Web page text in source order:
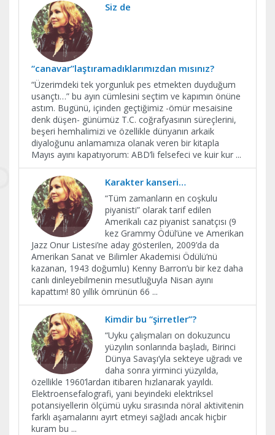
Siz de
“canavar”laştıramadıklarımızdan mısınız?
“Üzerimdeki tek yorgunluk pes etmekten duyduğum
usançtı…” bu ayın cümlesini seçtim ve kapımın önüne
astım. Bugünü, içinden geçtiğimiz -ömür mesaisine
denk düşen- günümüz T.C. coğrafyasının süreçlerini,
beşeri hemhalimizi ve özellikle dünyanın arkaik
diyaloğunu anlamamıza olanak veren bir kitapla
Mayıs ayını kapatıyorum: ABD’li felsefeci ve kuir kur ...
Karakter kanseri…
“Tüm zamanların en coşkulu
piyanisti” olarak tarif edilen
Amerikalı caz piyanist sanatçısı (9
kez Grammy Ödül’üne ve Amerikan
Jazz Onur Listesi’ne aday gösterilen, 2009’da da
Amerikan Sanat ve Bilimler Akademisi Ödülü’nü
kazanan, 1943 doğumlu) Kenny Barron’u bir kez daha
canlı dinleyebilmenin mesutluğuyla Nisan ayını
kapattım! 80 yıllık ömrünün 66 ...
Kimdir bu “şirretler”?
“Uyku çalışmaları on dokuzuncu
yüzyılın sonlarında başladı, Birinci
Dünya Savaşı’yla sekteye uğradı ve
daha sonra yirminci yüzyılda,
özellikle 1960’lardan itibaren hızlanarak yayıldı.
Elektroensefalografi, yani beyindeki elektriksel
potansiyellerin ölçümü uyku sırasında nöral aktivitenin
farklı aşamalarını ayırt etmeyi sağladı ancak hiçbir
kuram bu ...